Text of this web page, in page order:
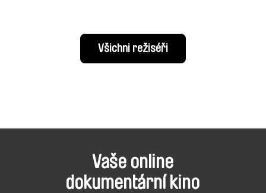
Všichni režiséři
Vaše online
dokumentární kino